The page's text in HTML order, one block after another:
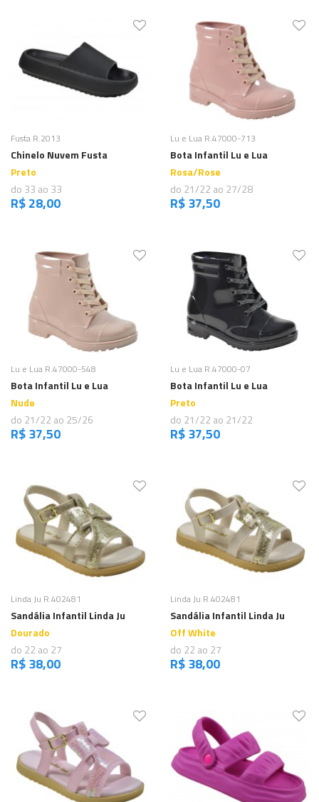
Comprar
Fusta R.2013
Chinelo Nuvem Fusta
Preto
do 33 ao 33
R$ 28,00
Comprar
Lu e Lua R.47000-713
Bota Infantil Lu e Lua
Rosa/Rose
do 21/22 ao 27/28
R$ 37,50
Comprar
Lu e Lua R.47000-548
Bota Infantil Lu e Lua
Nude
do 21/22 ao 25/26
R$ 37,50
Comprar
Lu e Lua R.47000-07
Bota Infantil Lu e Lua
Preto
do 21/22 ao 21/22
R$ 37,50
Comprar
Linda Ju R.402481
Sandália Infantil Linda Ju
Dourado
do 22 ao 27
R$ 38,00
Comprar
Linda Ju R.402481
Sandália Infantil Linda Ju
Off White
do 22 ao 27
R$ 38,00